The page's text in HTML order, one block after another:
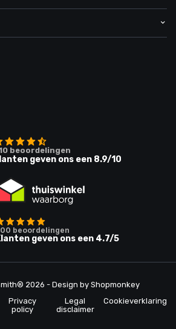
beoordelingen
geven ons een 8.9/10
beoordelingen
geven ons een 4.7/5
2026 - Design by Shopmonkey
Privacy
policy
Legal
disclaimer
Cookieverklaring